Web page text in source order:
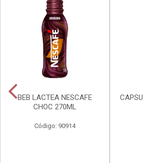
BEB LACTEA NESCAFE
CHOC 270ML
Código: 90914